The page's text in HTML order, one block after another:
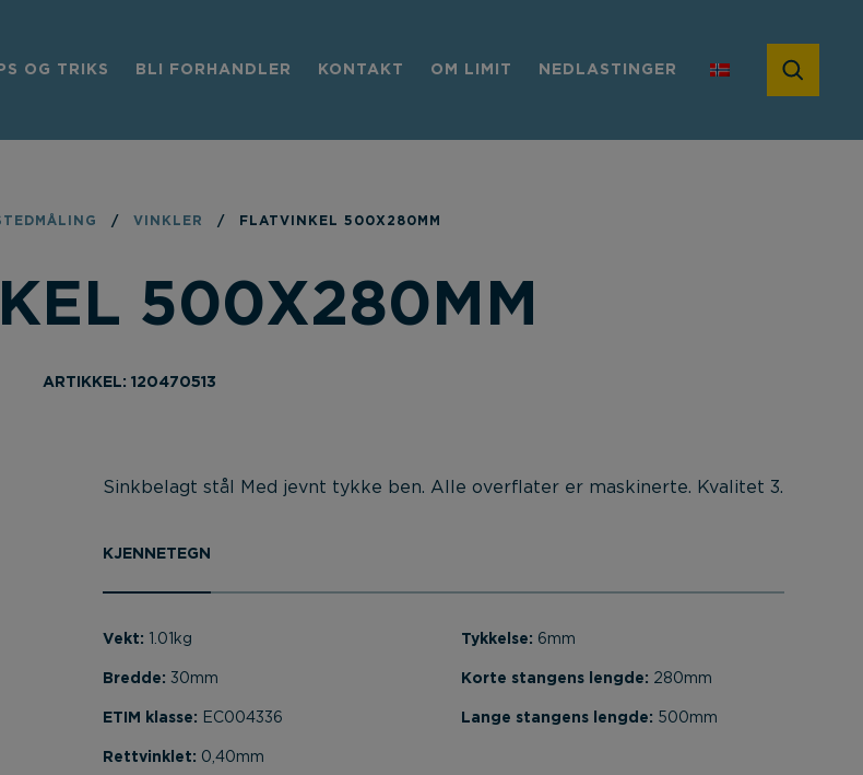
OG TRIKS BLI FORHANDLER KONTAKT OM LIMIT NEDLASTINGER
/ VINKLER / FLATVINKEL 500X280MM
500X280MM
ARTIKKEL: 120470513
Sinkbelagt stål Med jevnt tykke ben. Alle overflater er maskinerte. Kvalitet 3.
KJENNETEGN
Vekt: 1.01kg
Bredde: 30mm
ETIM klasse: EC004336
Rettvinklet: 0,40mm
Tykkelse: 6mm
Korte stangens lengde: 280mm
Lange stangens lengde: 500mm